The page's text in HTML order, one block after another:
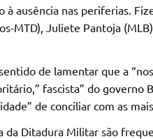
ausência nas periferias.
MTD), Juliete Pantoja
de lamentar que a
fascista” do governo
de conciliar com as
da Ditadura Militar são